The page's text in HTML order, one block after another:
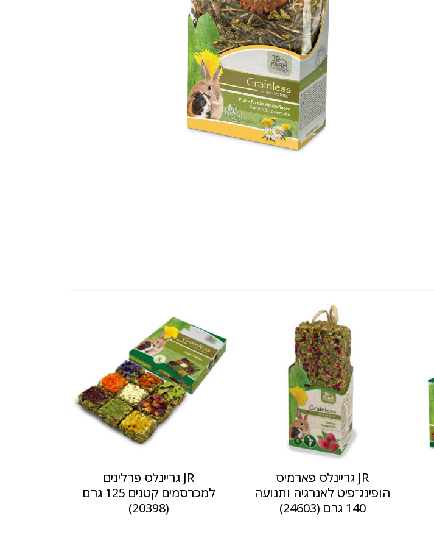
JR גריינלס פארמיס
הופינג־פיט לאנרגיה ותנועה
140 גרם (24603)
JR גריינלס פרלינים
למכרסמים קטנים 125 גרם
(20398)